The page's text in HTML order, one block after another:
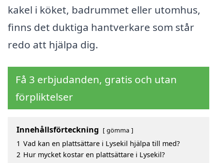
kakel i köket, badrummet eller utomhus,
finns det duktiga hantverkare som står
redo att hjälpa dig.
Få 3 erbjudanden, gratis och utan
förpliktelser
Innehållsförteckning gömma
1 Vad kan en plattsättare i Lysekil hjälpa till med?
2 Hur mycket kostar en plattsättare i Lysekil?